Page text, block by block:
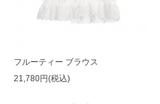
フルーティー ブラウス
21,780円(税込)